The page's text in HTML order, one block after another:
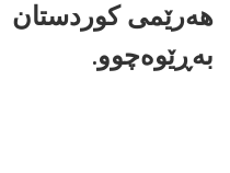
هەرێمی کوردستان
بەڕێوەچوو.